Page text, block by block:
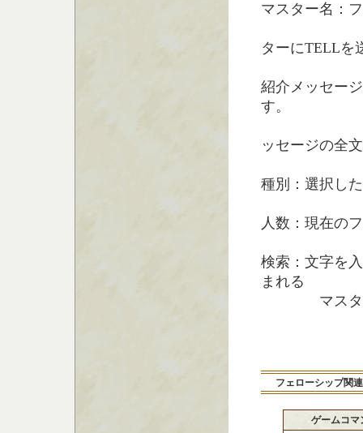
マスター名：
ターにTELLを
紹介メッセー
す。
ッセージの全
種別：選択し
人数：現在の
検索：文字を
まれる
マスター名
フェローシップ関
ゲームコマ